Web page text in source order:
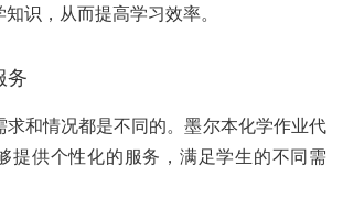
识，从而提高学习效率。
务
求和情况都是不同的。墨尔本化学作业代
提供个性化的服务，满足学生的不同需